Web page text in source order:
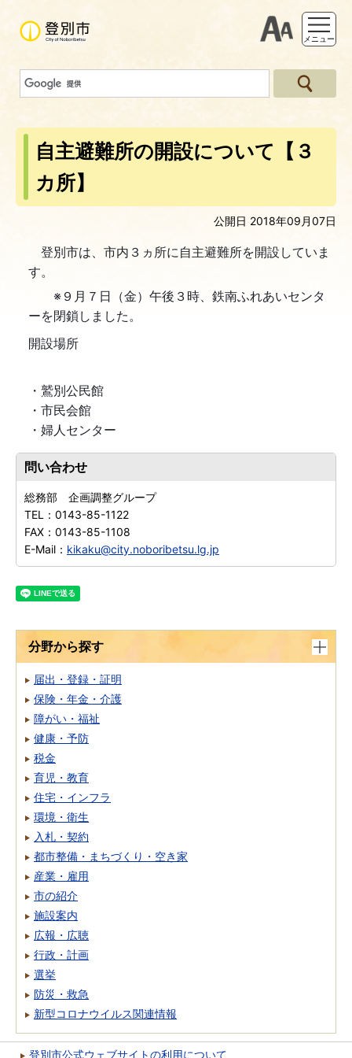
支援ツー
メニュー
自主避難所の開設について【３
カ所】
公開日 2018年09月07日
登別市は、市内３ヵ所に自主避難所を開設していま
す。
※９月７日（金）午後３時、鉄南ふれあいセンタ
ーを閉鎖しました。
開設場所
・鷲別公民館
・市民会館
・婦人センター
問い合わせ
総務部 企画調整グループ
TEL： 0143-85-1122
FAX： 0143-85-1108
E-Mail： kikaku@city.noboribetsu.lg.jp
分野から探す
届出・登録・証明
保険・年金・介護
障がい・福祉
健康・予防
税金
育児・教育
住宅・インフラ
環境・衛生
入札・契約
都市整備・まちづくり・空き家
産業・雇用
市の紹介
施設案内
広報・広聴
行政・計画
選挙
防災・救急
新型コロナウイルス関連情報
登別市公式ウェブサイトの利用について